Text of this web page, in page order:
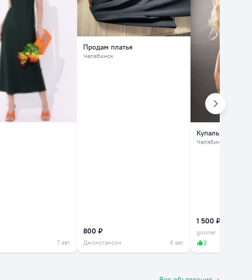
7 авг.
Продам платья
Челябинск
800 ₽
Джонотансон 6 авг.
Купальник
Челябинск
1 500 ₽
gooner
2